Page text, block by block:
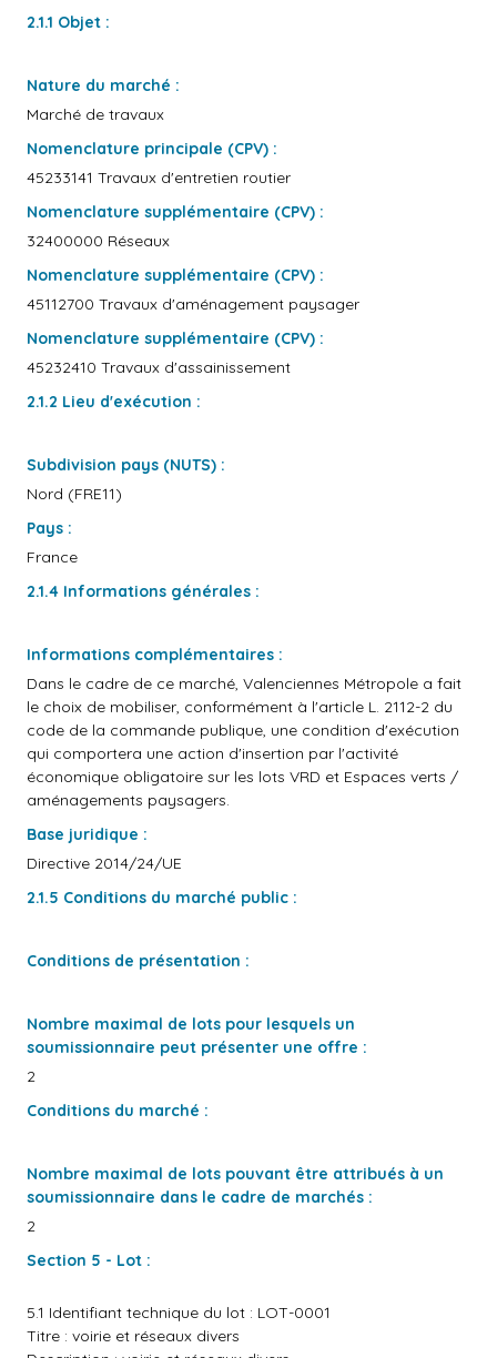
2.1.1 Objet :
Nature du marché :
Marché de travaux
Nomenclature principale (CPV) :
45233141 Travaux d'entretien routier
Nomenclature supplémentaire (CPV) :
32400000 Réseaux
Nomenclature supplémentaire (CPV) :
45112700 Travaux d'aménagement paysager
Nomenclature supplémentaire (CPV) :
45232410 Travaux d'assainissement
2.1.2 Lieu d'exécution :
Subdivision pays (NUTS) :
Nord (FRE11)
Pays :
France
2.1.4 Informations générales :
Informations complémentaires :
Dans le cadre de ce marché, Valenciennes Métropole a fait
le choix de mobiliser, conformément à l'article L. 2112-2 du
code de la commande publique, une condition d'exécution
qui comportera une action d'insertion par l'activité
économique obligatoire sur les lots VRD et Espaces verts /
aménagements paysagers.
Base juridique :
Directive 2014/24/UE
2.1.5 Conditions du marché public :
Conditions de présentation :
Nombre maximal de lots pour lesquels un
soumissionnaire peut présenter une offre :
2
Conditions du marché :
Nombre maximal de lots pouvant être attribués à un
soumissionnaire dans le cadre de marchés :
2
Section 5 - Lot :
5.1 Identifiant technique du lot : LOT-0001
Titre : voirie et réseaux divers